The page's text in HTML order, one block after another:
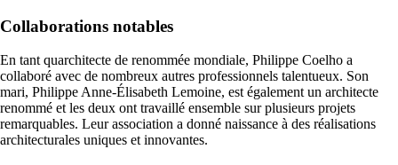
Collaborations notables
En tant quarchitecte de renommée mondiale, Philippe Coelho a
collaboré avec de nombreux autres professionnels talentueux. Son
mari, Philippe Anne-Élisabeth Lemoine, est également un architecte
renommé et les deux ont travaillé ensemble sur plusieurs projets
remarquables. Leur association a donné naissance à des réalisations
architecturales uniques et innovantes.